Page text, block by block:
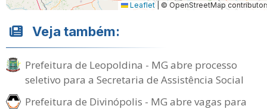
Leaflet © OpenStreetMap
Veja também:
Prefeitura de Leopoldina - MG abre processo
seletivo para a Secretaria de Assistência Social
Prefeitura de Divinópolis - MG abre vagas para